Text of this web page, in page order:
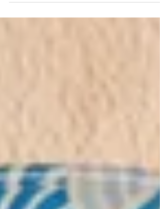
solo carote. Così ho pensato di nasconderle
dentro...